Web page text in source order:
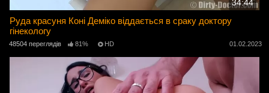
34:44
Руда красуня Коні Деміко віддається в сраку доктору
гінекологу
48504 переглядів 81% HD 01.02.2023